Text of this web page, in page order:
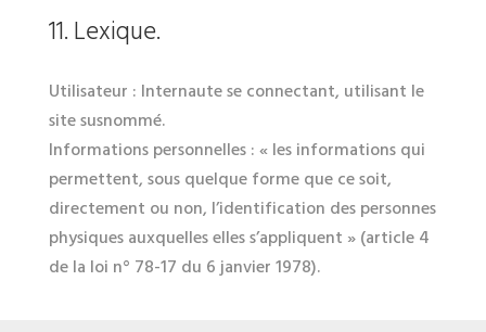
11. Lexique.
Utilisateur : Internaute se connectant, utilisant le
site susnommé.
Informations personnelles : « les informations qui
permettent, sous quelque forme que ce soit,
directement ou non, l’identification des personnes
physiques auxquelles elles s’appliquent » (article 4
de la loi n° 78-17 du 6 janvier 1978).